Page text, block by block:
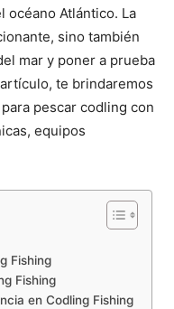
océano Atlántico. La
sino también
mar y poner a prueba
te brindaremos
pescar codling con
equipos
Fishing
Fishing
en Codling Fishing